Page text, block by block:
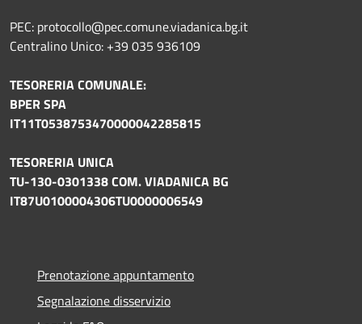
PEC: protocollo@pec.comune.viadanica.bg.it
Centralino Unico: +39 035 936109
TESORERIA COMUNALE:
BPER SPA
IT11T0538753470000042285815
TESORERIA UNICA
TU-130-0301338 COM. VIADANICA BG
IT87U0100004306TU0000006549
Prenotazione appuntamento
Segnalazione disservizio